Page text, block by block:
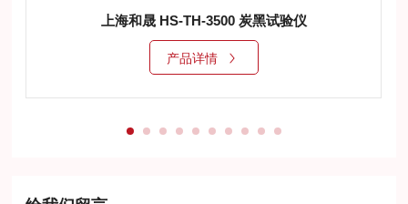
上海和晟 HS-TH-3500 炭黑试验仪
产品详情